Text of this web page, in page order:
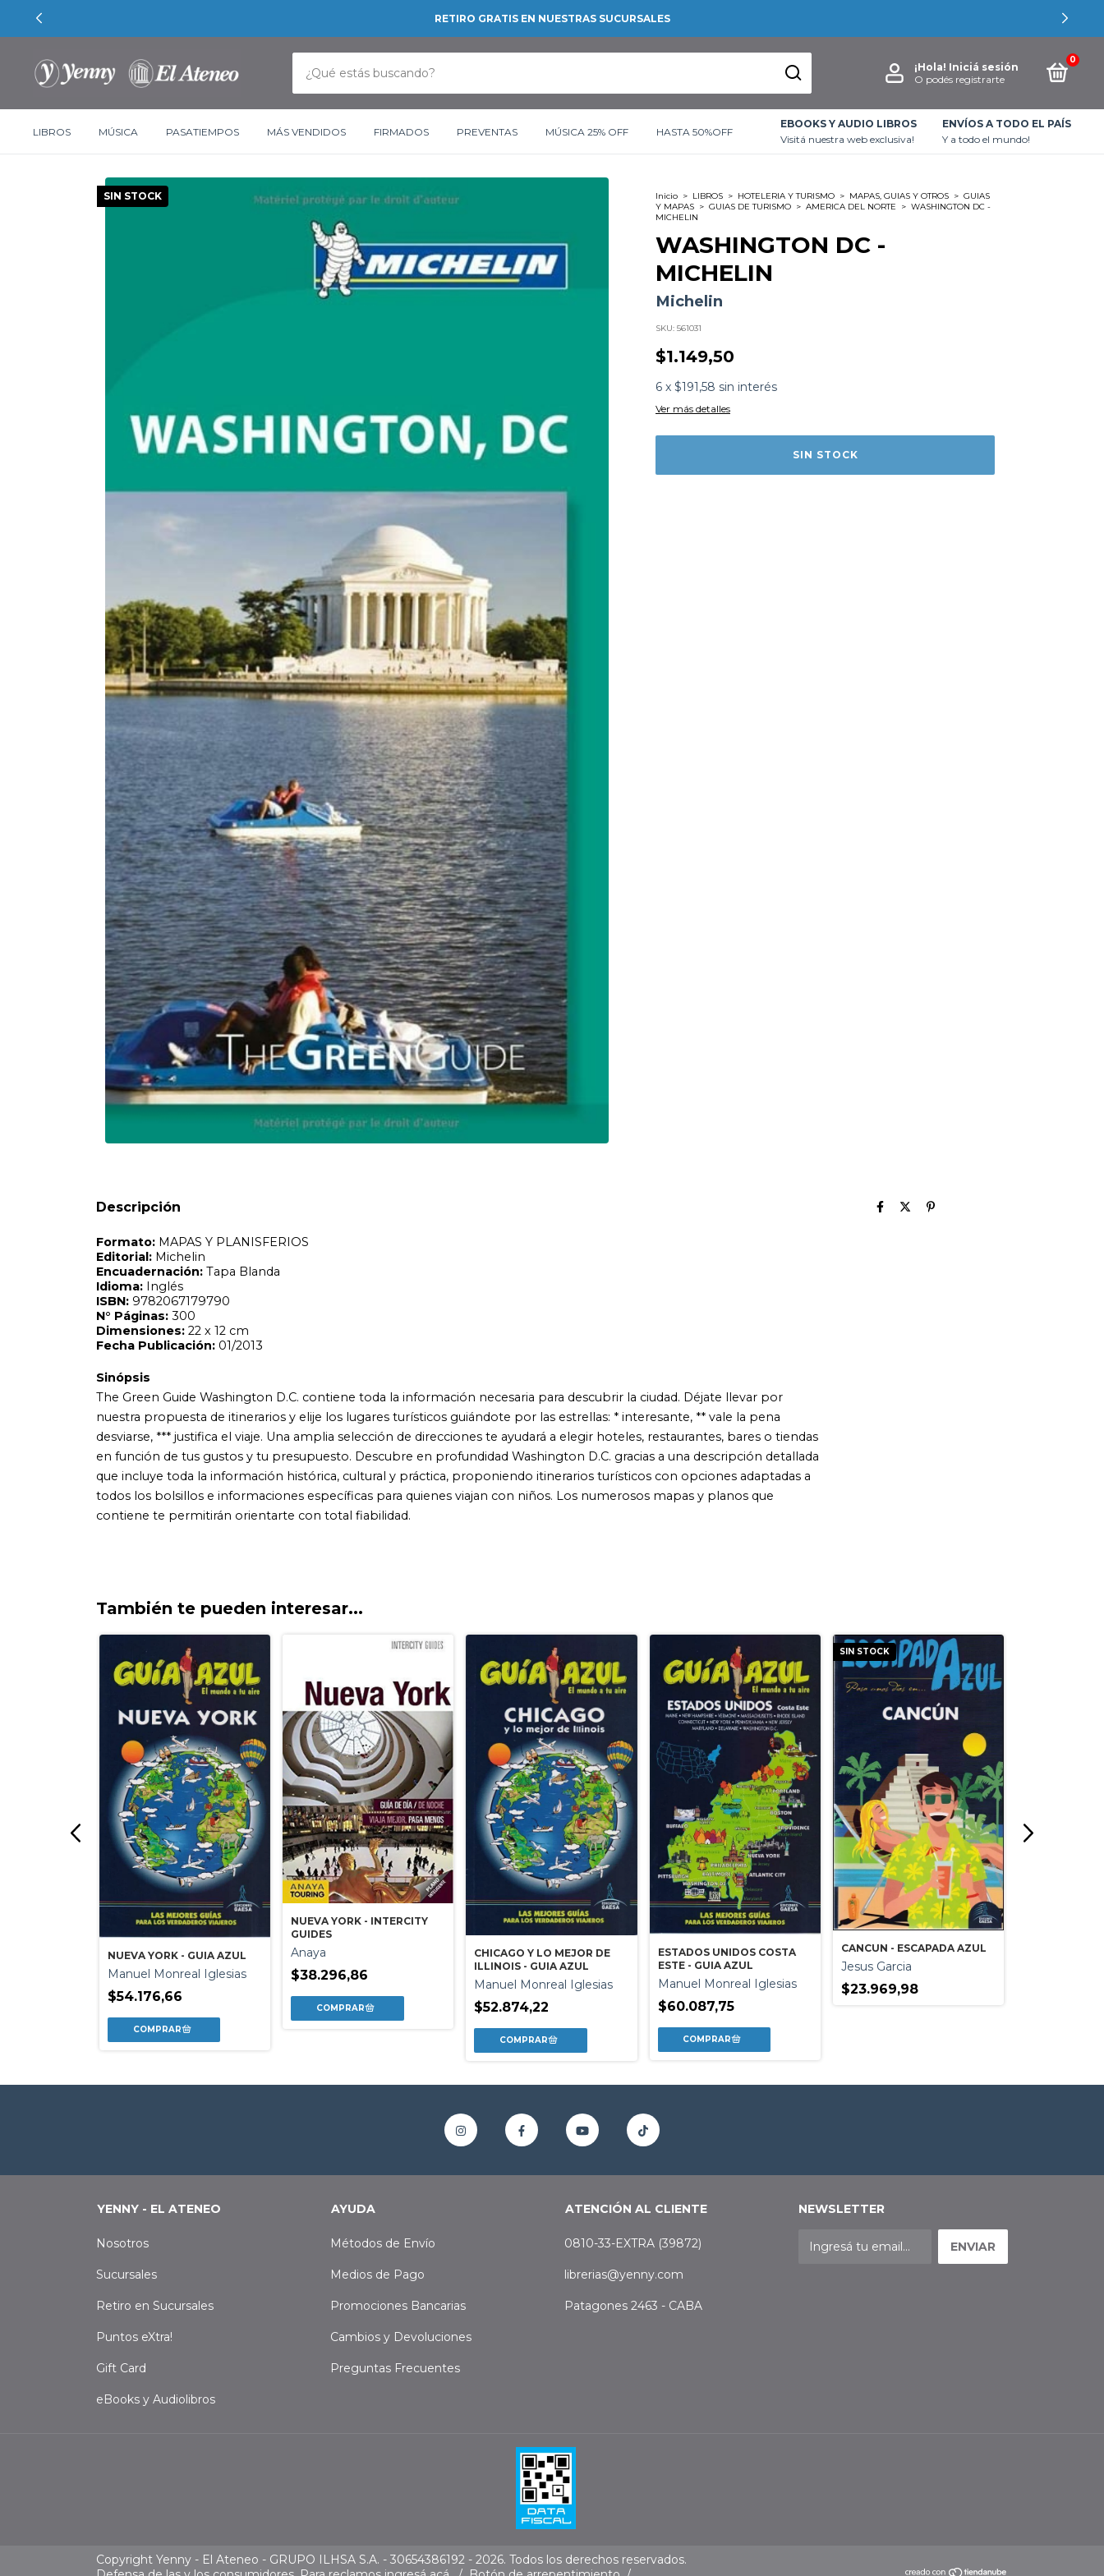
RETIRO GRATIS EN NUESTRAS SUCURSALES
¡Hola! Iniciá sesión
O podés registrarte
0
LIBROS MÚSICA PASATIEMPOS MÁS VENDIDOS FIRMADOS PREVENTAS MÚSICA 25% OFF HASTA 50%OFF
EBOOKS Y AUDIO LIBROS
Visitá nuestra web exclusiva!
ENVÍOS A TODO EL PAÍS
Y a todo el mundo!
SIN STOCK Inicio > LIBROS > HOTELERIA Y TURISMO > MAPAS, GUIAS Y OTROS > GUIAS
Y MAPAS > GUIAS DE TURISMO > AMERICA DEL NORTE > WASHINGTON DC -
MICHELIN
WASHINGTON DC -
MICHELIN
Michelin
SKU: 561031
$1.149,50
6 x $191,58 sin interés
Ver más detalles
Descripción
Formato:MAPAS Y PLANISFERIOS
Editorial:Michelin
Encuadernación:
Tapa Blanda
Idioma:Inglés
ISBN:9782067179790
Páginas:300
Dimensiones:22 x 12 cm
en función de tus gustos y tu presupuesto. Descubre en profundidad Washington D.C. gracias a una descripción detallada
todos los bolsillos e informaciones específicas para quienes viajan con niños. Los numerosos mapas y planos que
contiene te permitirán orientarte con total fiabilidad.
También te pueden interesar...
NUEVA YORK - GUIA AZUL
Manuel Monreal Iglesias
$54.176,66
NUEVA YORK - INTERCITY
GUIDES
Anaya
$38.296,86
CHICAGO Y LO MEJOR DE
ILLINOIS - GUIA AZUL
Manuel Monreal Iglesias
$52.874,22
ESTADOS UNIDOS COSTA
ESTE - GUIA AZUL
Manuel Monreal Iglesias
$60.087,75
SIN STOCK
CANCUN - ESCAPADA AZUL
Jesus Garcia
$23.969,98
YENNY - EL ATENEO
Nosotros
Sucursales
Retiro en Sucursales
Puntos eXtra!
Gift Card
eBooks y Audiolibros
AYUDA
Métodos de Envío
Medios de Pago
Promociones Bancarias
Cambios y Devoluciones
Preguntas Frecuentes
ATENCIÓN AL CLIENTE
0810-33-EXTRA (39872)
librerias@yenny.com
Patagones 2463 - CABA
NEWSLETTER
Copyright Yenny - El Ateneo - GRUPO ILHSA S.A. - 30654386192 - 2026. Todos los derechos reservados.